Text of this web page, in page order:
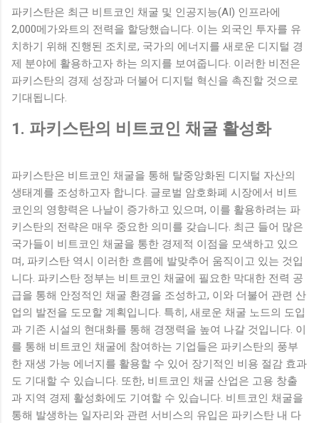
파키스탄은 최근 비트코인 채굴 및 인공지능(AI) 인프라에
2,000메가와트의 전력을 할당했습니다. 이는 외국인 투자를 유
치하기 위해 진행된 조치로, 국가의 에너지를 새로운 디지털 경
제 분야에 활용하고자 하는 의지를 보여줍니다. 이러한 비전은
파키스탄의 경제 성장과 더불어 디지털 혁신을 촉진할 것으로
기대됩니다.
1. 파키스탄의 비트코인 채굴 활성화
파키스탄은 비트코인 채굴을 통해 탈중앙화된 디지털 자산의
생태계를 조성하고자 합니다. 글로벌 암호화폐 시장에서 비트
코인의 영향력은 나날이 증가하고 있으며, 이를 활용하려는 파
키스탄의 전략은 매우 중요한 의미를 갖습니다. 최근 들어 많은
국가들이 비트코인 채굴을 통한 경제적 이점을 모색하고 있으
며, 파키스탄 역시 이러한 흐름에 발맞추어 움직이고 있는 것입
니다. 파키스탄 정부는 비트코인 채굴에 필요한 막대한 전력 공
급을 통해 안정적인 채굴 환경을 조성하고, 이와 더불어 관련 산
업의 발전을 도모할 계획입니다. 특히, 새로운 채굴 노드의 도입
과 기존 시설의 현대화를 통해 경쟁력을 높여 나갈 것입니다. 이
를 통해 비트코인 채굴에 참여하는 기업들은 파키스탄의 풍부
한 재생 가능 에너지를 활용할 수 있어 장기적인 비용 절감 효과
도 기대할 수 있습니다. 또한, 비트코인 채굴 산업은 고용 창출
과 지역 경제 활성화에도 기여할 수 있습니다. 비트코인 채굴을
통해 발생하는 일자리와 관련 서비스의 유입은 파키스탄 내 다